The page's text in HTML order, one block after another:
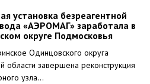
установка безреагентной
«АЭРОМАГ» заработала в
округе Подмосковья
Одинцовского округа
области завершена реконструкция
узла...